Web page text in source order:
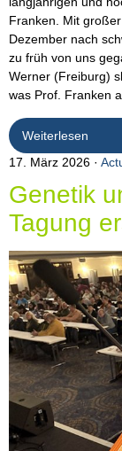
Franken. Mit
Dezember nach
zu früh von uns
Werner (Freiburg)
was Prof. Franken
Weiterlesen
17. März 2026
Genetik
Tagung